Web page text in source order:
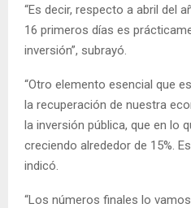
“Es decir, respecto a abril del
16 primeros días es
inversión”, subrayó.
“Otro elemento esencial que
la recuperación de nuestra
la inversión pública, que en lo
creciendo alrededor de 15%.
indicó.
“Los números finales lo